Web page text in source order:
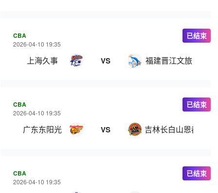
CBA
2026-04-10 19:35
上海久事 VS 福建晋江文旅
已结束
CBA
2026-04-10 19:35
广东东阳光 VS 吉林长白山恩都里
已结束
CBA
2026-04-10 19:35
已结束